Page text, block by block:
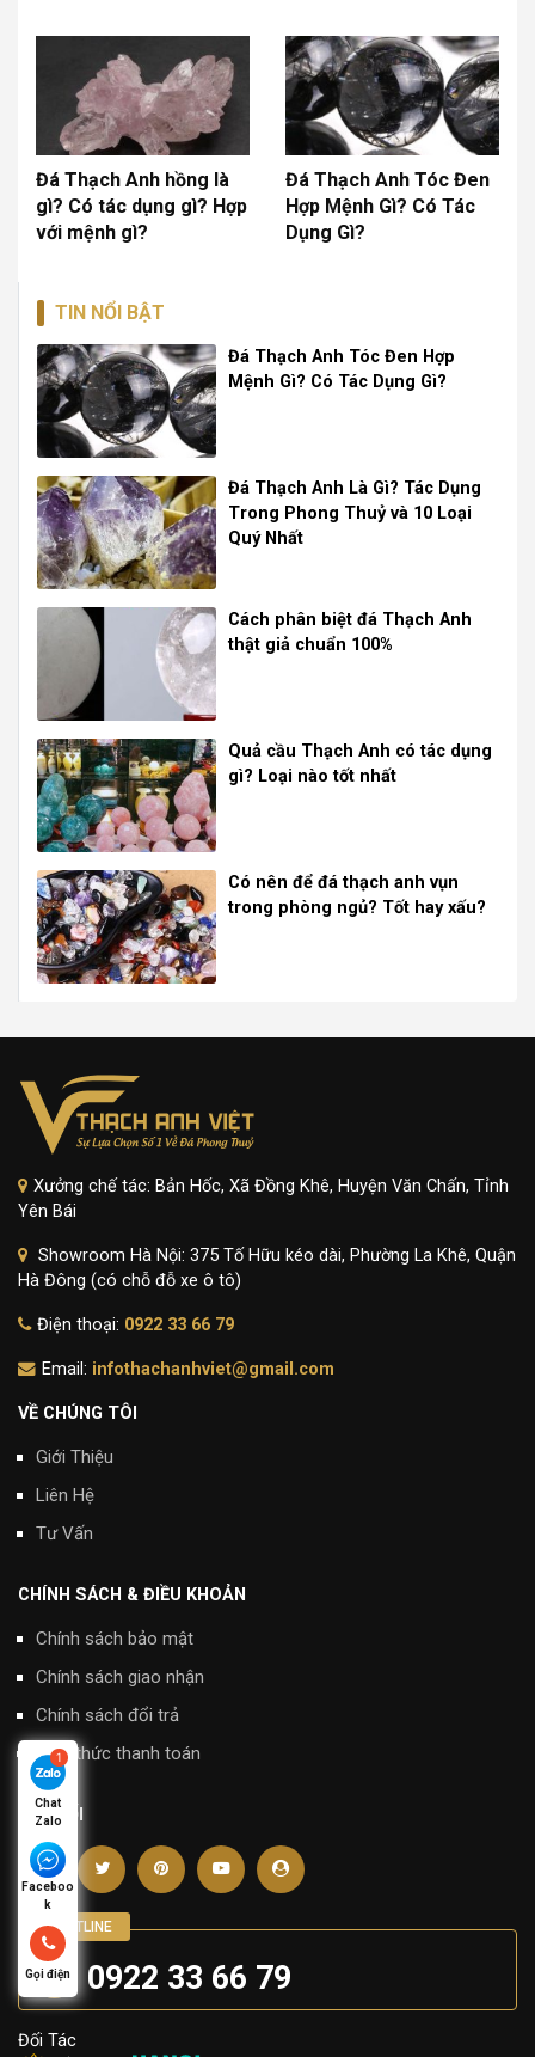
TIN NỔI BẬT
Đá Thạch Anh Tóc Đen Hợp
Mệnh Gì? Có Tác Dụng Gì?
Đá Thạch Anh Là Gì? Tác Dụng
Trong Phong Thuỷ và 10 Loại
Quý Nhất
Cách phân biệt đá Thạch Anh
thật giả chuẩn 100%
Quả cầu Thạch Anh có tác dụng
gì? Loại nào tốt nhất
Có nên để đá thạch anh vụn
trong phòng ngủ? Tốt hay xấu?
Đá Thạch Anh hồng là
gì? Có tác dụng gì? Hợp
với mệnh gì?
Đá Thạch Anh Tóc Đen
Hợp Mệnh Gì? Có Tác
Dụng Gì?
Xưởng chế tác: Bản Hốc, Xã Đồng Khê, Huyện Văn Chấn, Tỉnh
Yên Bái
Showroom Hà Nội: 375 Tố Hữu kéo dài, Phường La Khê, Quận
Hà Đông (có chỗ đỗ xe ô tô)
Điện thoại: 0922 33 66 79
Email: infothachanhviet@gmail.com
VỀ CHÚNG TÔI
Giới Thiệu
Liên Hệ
Tư Vấn
CHÍNH SÁCH & ĐIỀU KHOẢN
Chính sách bảo mật
Chính sách giao nhận
Chính sách đổi trả
Hình thức thanh toán
KẾT NỐI
0922 33 66 79
Đối Tác
Chat
Zalo
Faceboo
k
Gọi điện